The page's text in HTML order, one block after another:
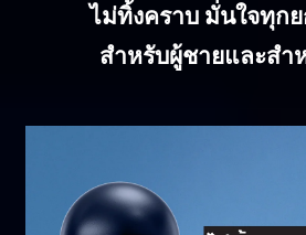
ไม่ทิ้งคราบมั่นใจทุกย
สำหรับผู้ชายและสำ